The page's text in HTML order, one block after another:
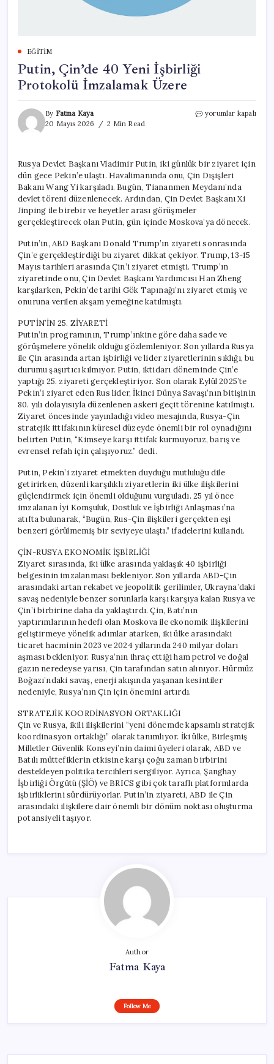
EĞITIM
Putin, Çin’de 40 Yeni İşbirliği
Protokolü İmzalamak Üzere
By Fatma Kaya
20 Mayıs 2026
2 Min Read
Putin,
Protokolü
İmzalamak
Üzere
için
yorumlar kapalı
Rusya Devlet Başkanı Vladimir Putin, iki günlük bir ziyaret için
dün gece Pekin’e ulaştı. Havalimanında onu, Çin Dışişleri
Bakanı Wang Yi karşıladı. Bugün, Tiananmen Meydanı’nda
devlet töreni düzenlenecek. Ardından, Çin Devlet Başkanı Xi
Jinping ile birebir ve heyetler arası görüşmeler
gerçekleştirecek olan Putin, gün içinde Moskova’ya dönecek.
Putin’in, ABD Başkanı Donald Trump’ın ziyareti sonrasında
Çin’e gerçekleştirdiği bu ziyaret dikkat çekiyor. Trump, 13-15
Mayıs tarihleri arasında Çin’i ziyaret etmişti. Trump’ın
ziyaretinde onu, Çin Devlet Başkanı Yardımcısı Han Zheng
karşılarken, Pekin’de tarihi Gök Tapınağı’nı ziyaret etmiş ve
onuruna verilen akşam yemeğine katılmıştı.
PUTİN’İN 25. ZİYARETİ
Putin’in programının, Trump’ınkine göre daha sade ve
görüşmelere yönelik olduğu gözlemleniyor. Son yıllarda Rusya
ile Çin arasında artan işbirliği ve lider ziyaretlerinin sıklığı, bu
durumu şaşırtıcı kılmıyor. Putin, iktidarı döneminde Çin’e
yaptığı 25. ziyareti gerçekleştiriyor. Son olarak Eylül 2025’te
Pekin’i ziyaret eden Rus lider, İkinci Dünya Savaşı’nın bitişinin
80. yılı dolayısıyla düzenlenen askeri geçit törenine katılmıştı.
Ziyaret öncesinde yayınladığı video mesajında, Rusya-Çin
stratejik ittifakının küresel düzeyde önemli bir rol oynadığını
belirten Putin, “Kimseye karşı ittifak kurmuyoruz, barış ve
evrensel refah için çalışıyoruz.” dedi.
Putin, Pekin’i ziyaret etmekten duyduğu mutluluğu dile
getirirken, düzenli karşılıklı ziyaretlerin iki ülke ilişkilerini
güçlendirmek için önemli olduğunu vurguladı. 25 yıl önce
imzalanan İyi Komşuluk, Dostluk ve İşbirliği Anlaşması’na
atıfta bulunarak, “Bugün, Rus-Çin ilişkileri gerçekten eşi
benzeri görülmemiş bir seviyeye ulaştı.” ifadelerini kullandı.
ÇİN-RUSYA EKONOMİK İŞBİRLİĞİ
Ziyaret sırasında, iki ülke arasında yaklaşık 40 işbirliği
belgesinin imzalanması bekleniyor. Son yıllarda ABD-Çin
arasındaki artan rekabet ve jeopolitik gerilimler, Ukrayna’daki
savaş nedeniyle benzer sorunlarla karşı karşıya kalan Rusya ve
Çin’i birbirine daha da yaklaştırdı. Çin, Batı’nın
yaptırımlarının hedefi olan Moskova ile ekonomik ilişkilerini
geliştirmeye yönelik adımlar atarken, iki ülke arasındaki
ticaret hacminin 2023 ve 2024 yıllarında 240 milyar doları
aşması bekleniyor. Rusya’nın ihraç ettiği ham petrol ve doğal
gazın neredeyse yarısı, Çin tarafından satın alınıyor. Hürmüz
Boğazı’ndaki savaş, enerji akışında yaşanan kesintiler
nedeniyle, Rusya’nın Çin için önemini artırdı.
STRATEJİK KOORDİNASYON ORTAKLIĞI
Çin ve Rusya, ikili ilişkilerini “yeni dönemde kapsamlı stratejik
koordinasyon ortaklığı” olarak tanımlıyor. İki ülke, Birleşmiş
Milletler Güvenlik Konseyi’nin daimi üyeleri olarak, ABD ve
Batılı müttefiklerin etkisine karşı çoğu zaman birbirini
destekleyen politika tercihleri sergiliyor. Ayrıca, Şanghay
İşbirliği Örgütü (ŞİÖ) ve BRICS gibi çok taraflı platformlarda
işbirliklerini sürdürüyorlar. Putin’in ziyareti, ABD ile Çin
arasındaki ilişkilere dair önemli bir dönüm noktası oluşturma
potansiyeli taşıyor.
Author
Fatma Kaya
Follow Me